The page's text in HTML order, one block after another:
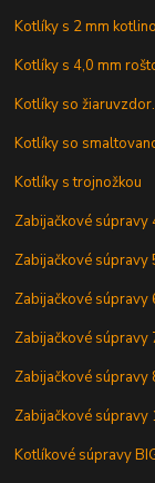
Kotlíky s 2 mm
Kotlíky s 4,0 mm
Kotlíky so
Kotlíky so
Kotlíky s trojnožkou
Zabijačkové súpravy
Zabijačkové súpravy
Zabijačkové súpravy
Zabijačkové súpravy
Zabijačkové súpravy
Zabijačkové súpravy
Kotlíkové súpravy